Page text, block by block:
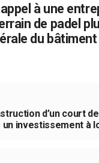
à une
de padel
du bâtiment
d’un court
investissement à